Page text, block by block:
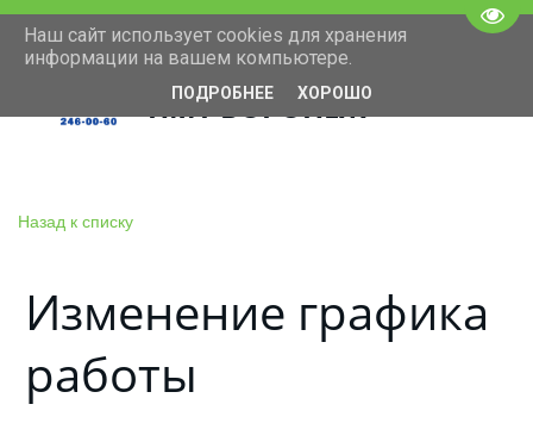
+7(473)246-00-60 Московский проспект 11
НМТ ВОРОНЕЖ
Назад к списку
Изменение графика
работы
Наш сайт использует cookies для хранения
информации на вашем компьютере.
ПОДРОБНЕЕ ХОРОШО